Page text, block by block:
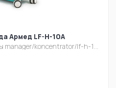
Армед LF-H-10А
manager/koncentrator/lf-h-10a-1.jpg